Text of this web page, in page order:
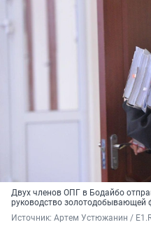
Двух членов ОПГ в Бодайбо
руководство золотодобывающей
Источник: Артем Устюжанин /